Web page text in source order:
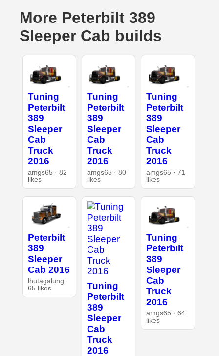
More Peterbilt 389
Sleeper Cab builds
Tuning
Peterbilt
389
Sleeper
Cab
Truck
2016
amgs65 · 82
likes
Tuning
Peterbilt
389
Sleeper
Cab
Truck
2016
amgs65 · 80
likes
Tuning
Peterbilt
389
Sleeper
Cab
Truck
2016
amgs65 · 71
likes
Peterbilt
389
Sleeper
Cab 2016
lhutagalung ·
65 likes
Tuning
Peterbilt
389
Sleeper
Cab
Truck
2016
Tuning
Peterbilt
389
Sleeper
Cab
Truck
2016
amgs65 · 64
likes